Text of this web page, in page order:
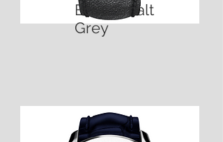
Ecce Smalt
Grey